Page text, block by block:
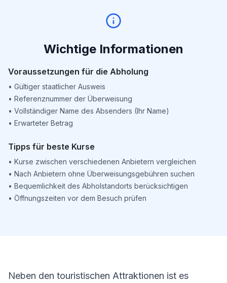
Wichtige Informationen
Voraussetzungen für die Abholung
• Gültiger staatlicher Ausweis
• Referenznummer der Überweisung
• Vollständiger Name des Absenders (Ihr Name)
• Erwarteter Betrag
Tipps für beste Kurse
• Kurse zwischen verschiedenen Anbietern vergleichen
• Nach Anbietern ohne Überweisungsgebühren suchen
• Bequemlichkeit des Abholstandorts berücksichtigen
• Öffnungszeiten vor dem Besuch prüfen
Neben den touristischen Attraktionen ist es